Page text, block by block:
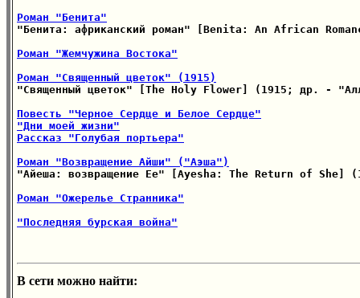
Роман "Бенита"
"Бенита: африканский роман" [Benita: An African
Роман "Жемчужина Востока"
Роман "Священный цветок" (1915)
"Священный цветок" [The Holy Flower] (1915; др. -
Повесть "Черное Сердце и Белое Сердце"
"Дни моей жизни"
Рассказ "Голубая портьера"
Роман "Возвращение Айши" ("Аэша")
"Айеша: возвращение Ее" [Ayesha: The Return of She]
Роман "Ожерелье Странника"
"Последняя бурская война"
В сети можно найти: